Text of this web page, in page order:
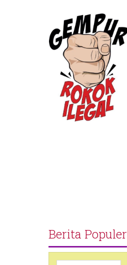
Berita Populer